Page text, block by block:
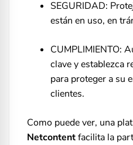
SEGURIDAD:
están en uso, en
CUMPLIMIENTO:
clave y establezca
para proteger a su
clientes.
Como puede ver, una
Netcontentfacilita la